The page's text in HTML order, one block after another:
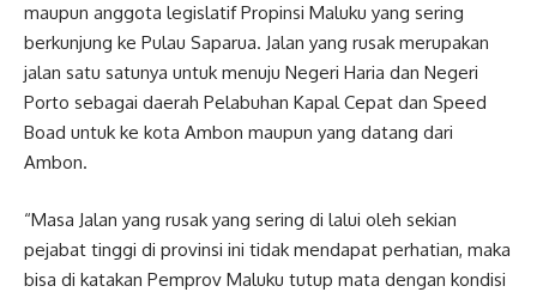
maupun anggota legislatif Propinsi Maluku yang sering
berkunjung ke Pulau Saparua. Jalan yang rusak merupakan
jalan satu satunya untuk menuju Negeri Haria dan Negeri
Porto sebagai daerah Pelabuhan Kapal Cepat dan Speed
Boad untuk ke kota Ambon maupun yang datang dari
Ambon.
“Masa Jalan yang rusak yang sering di lalui oleh sekian
pejabat tinggi di provinsi ini tidak mendapat perhatian, maka
bisa di katakan Pemprov Maluku tutup mata dengan kondisi